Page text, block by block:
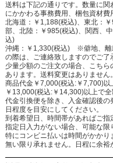
送料は下記の通りです。数量に
にかかわる事務費用、梱包資材費
北海道：￥1,188(税込)、東北：
部、北陸：￥985(税込)、関西、
込)
沖縄：￥1,330(税込) ※僻地、離
の際は、ご連絡致しますのでご了
少量少額のご注文の場合、こち
あります。送料変更はありません
商品代金￥7,000(税込:￥7,700)以
￥13,000(税込:￥14,300)以上で全
代金引換便を除き、入金確認後の
日程度を目安にしてください。
到着希望日、時間帯があればご
指定日入力がない場合、可能な限
特にコンビニ払いは時間がかか
無い限り承れません。日程に余裕